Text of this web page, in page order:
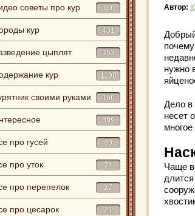
советы про кур 60
кур 431
цыплят 353
кур 1108
своими руками 160
899
про гусей 80
про уток 74
про перепелок 27
про цесарок 21
Автор:
нужно
Дело в
несет
Чаще